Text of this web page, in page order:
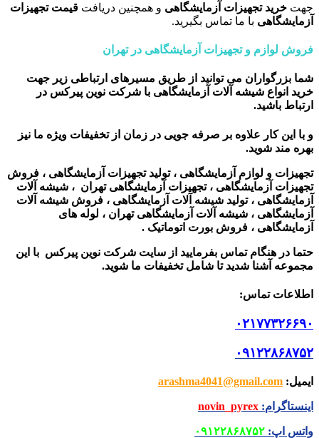
جهت خرید تجهیزات آزمایشگاهی و همچنین دریافت قیمت تجهیزات
آزمایشگاهی با ما تماس بگیرید.
فروش لوازم و تجهیزات آزمایشگاهی در تهران
شما بزرگواران می توانید از طریق مسیرهای ارتباطی زیر جهت
خرید انواع شیشه آلات آزمایشگاهی با شرکت نوین پیرکس در
ارتباط باشید.
و با این کار علاوه بر صرفه جویی در زمان از تخفیفات ویژه ما نیز
بهره مند شوید.
تجهیزات و لوازم آزمایشگاهی ، تولید تجهیزات آزمایشگاهی ، فروش
تجهیزات آزمایشگاهی ، تجهیزات آزمایشگاهی تهران ، شیشه آلات
آزمایشگاهی ، تولید شیشه آلات آزمایشگاهی ، فروش شیشه آلات
آزمایشگاهی ، شیشه آلات آزمایشگاهی تهران ، لوله های
آزمایشگاهی ، فروش بورت اتوماتیک .
حتما در هنگام تماس بفرمایید از سایت شرکت نوین پیرکس با این
مجموعه آشنا شدید تا شامل تخفیفات ما شوید.
اطلاعات تماس:
۰۲۱۷۷۳۲۶۶۹۰
۰۹۱۲۲۸۶۸۷۵۲
ایمیل:
arashma4041@gmail.com
اینستاگرام:
novin_pyrex
واتس اپ: ۰۹۱۲۲۸۶۸۷۵۲